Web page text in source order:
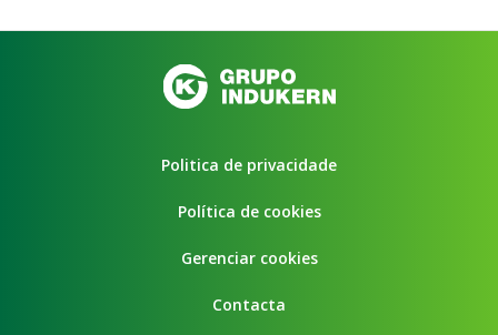
Politica de privacidade
Política de cookies
Gerenciar cookies
Contacta